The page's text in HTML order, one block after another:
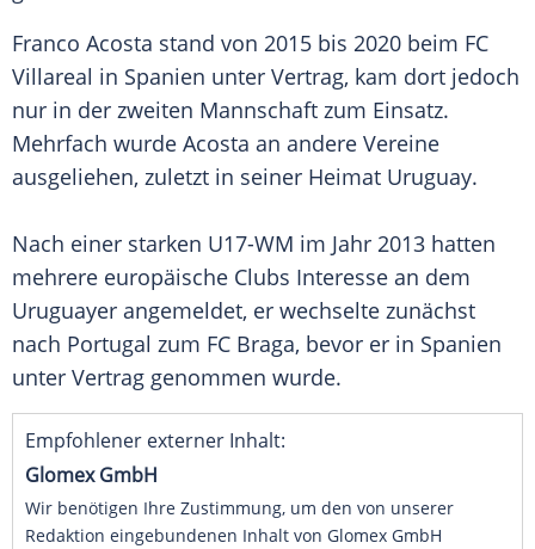
Franco Acosta stand von 2015 bis 2020 beim FC
Villareal in Spanien unter Vertrag, kam dort jedoch
nur in der zweiten Mannschaft zum Einsatz.
Mehrfach wurde Acosta an andere Vereine
ausgeliehen, zuletzt in seiner Heimat Uruguay.
Nach einer starken U17-WM im Jahr 2013 hatten
mehrere europäische Clubs Interesse an dem
Uruguayer angemeldet, er wechselte zunächst
nach Portugal zum FC Braga, bevor er in Spanien
unter Vertrag genommen wurde.
Empfohlener externer Inhalt:
Glomex GmbH
Wir benötigen Ihre Zustimmung, um den von unserer
Redaktion eingebundenen Inhalt von Glomex GmbH